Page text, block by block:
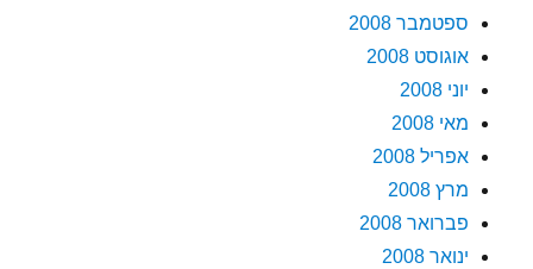
ספטמבר 2008
אוגוסט 2008
יוני 2008
מאי 2008
אפריל 2008
מרץ 2008
פברואר 2008
ינואר 2008